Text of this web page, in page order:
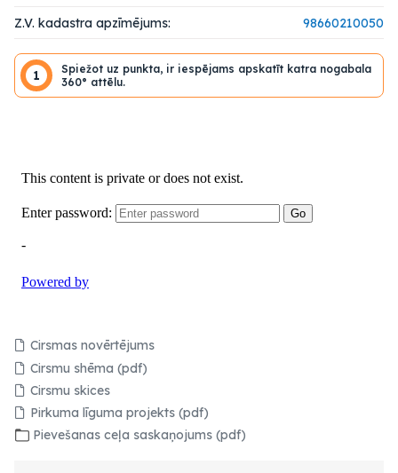
Z.V. kadastra apzīmējums:
98660210050
1
Spiežot uz punkta, ir iespējams apskatīt katra nogabala
360° attēlu.
Cirsmas novērtējums
Cirsmu shēma (pdf)
Cirsmu skices
Pirkuma līguma projekts (pdf)
Pievešanas ceļa saskaņojums (pdf)